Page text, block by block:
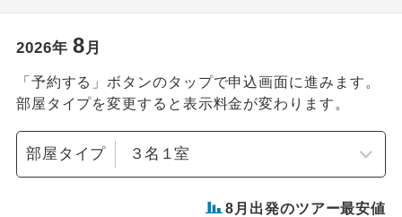
2026年 8月
「予約する」ボタンのタップで申込画面に進みます。
部屋タイプを変更すると表示料金が変わります。
部屋タイプ
8 月出発のツアー最安値